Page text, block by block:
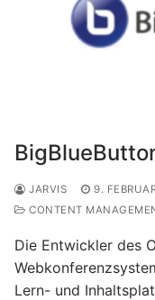
JARVIS
9.
CONTENT
Die Entwickler des
Lern- und